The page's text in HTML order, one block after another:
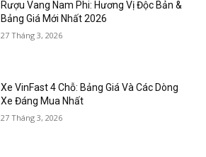
Rượu Vang Nam Phi: Hương Vị Độc Bản &
Bảng Giá Mới Nhất 2026
27 Tháng 3, 2026
Xe VinFast 4 Chỗ: Bảng Giá Và Các Dòng
Xe Đáng Mua Nhất
27 Tháng 3, 2026